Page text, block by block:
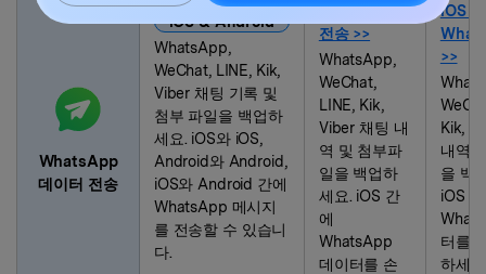
WhatsApp
데이터 전송
iOS & Android
WhatsApp,
WeChat, LINE, Kik,
Viber 채팅 기록 및
첨부 파일을 백업하
세요. iOS와 iOS,
Android와 Android,
iOS와 Android 간에
WhatsApp 메시지
를 전송할 수 있습니
다.
WhatsApp
전송 >>
WhatsApp,
WeChat,
LINE, Kik,
Viber 채팅 내
역 및 첨부파
일을 백업하
세요. iOS 간
에
WhatsApp
데이터를 손
iOS
>>
Kik,
내역
을 백
iOS
터를
하세